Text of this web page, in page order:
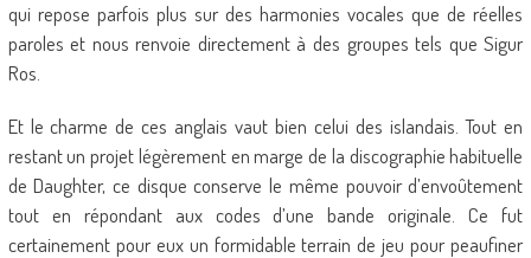
qui repose parfois plus sur des harmonies vocales que de réelles
paroles et nous renvoie directement à des groupes tels que Sigur
Ros.
Et le charme de ces anglais vaut bien celui des islandais. Tout en
restant un projet légèrement en marge de la discographie habituelle
de Daughter, ce disque conserve le même pouvoir d’envoûtement
tout en répondant aux codes d’une bande originale. Ce fut
certainement pour eux un formidable terrain de jeu pour peaufiner